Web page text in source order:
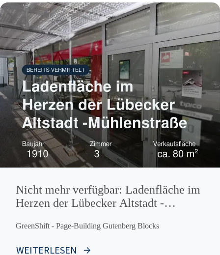
Nicht mehr verfügbar: Ladenfläche im
Herzen der Lübecker Altstadt -
GreenShift - Page-Building Gutenberg Blocks
WEITERLESEN